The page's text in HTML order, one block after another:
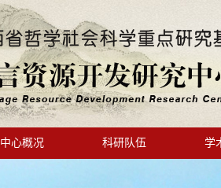
中心概况 科研队伍 学